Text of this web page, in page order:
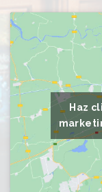
Haz